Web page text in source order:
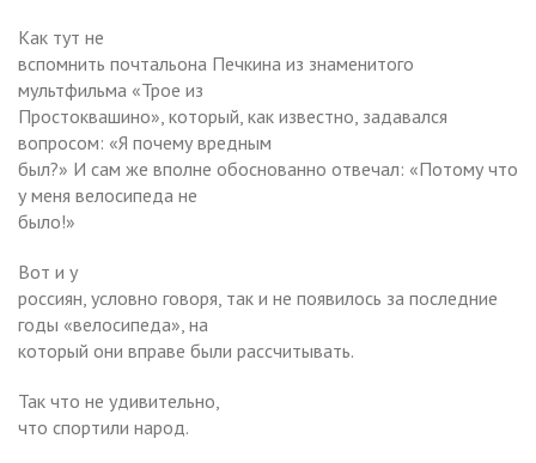
Как тут не
вспомнить почтальона Печкина из знаменитого
мультфильма «Трое из
Простоквашино», который, как известно, задавался
вопросом: «Я почему вредным
был?» И сам же вполне обоснованно отвечал: «Потому что
у меня велосипеда не
было!»
Вот и у
россиян, условно говоря, так и не появилось за последние
годы «велосипеда», на
который они вправе были рассчитывать.
Так что не удивительно,
что спортили народ.